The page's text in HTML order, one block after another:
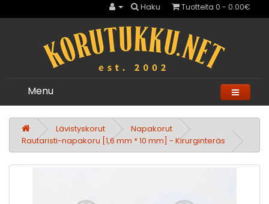
Haku Tuotteita 0 - 0.00€
Menu
Lävistyskorut
Napakorut
Rautaristi-napakoru [1,6 mm * 10 mm] - Kirurginteräs